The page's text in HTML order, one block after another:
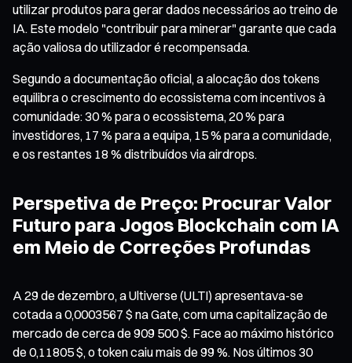
utilizar produtos para gerar dados necessários ao treino de
IA. Este modelo "contribuir para minerar" garante que cada
ação valiosa do utilizador é recompensada.
Segundo a documentação oficial, a alocação dos tokens
equilibra o crescimento do ecossistema com incentivos à
comunidade: 30 % para o ecossistema, 20 % para
investidores, 17 % para a equipa, 15 % para a comunidade,
e os restantes 18 % distribuídos via airdrops.
Perspetiva de Preço: Procurar Valor
Futuro para Jogos Blockchain com IA
em Meio de Correções Profundas
A 29 de dezembro, a Ultiverse (ULTI) apresentava-se
cotada a 0,0003567 $ na Gate, com uma capitalização de
mercado de cerca de 909 500 $. Face ao máximo histórico
de 0,11805 $, o token caiu mais de 99 %. Nos últimos 30